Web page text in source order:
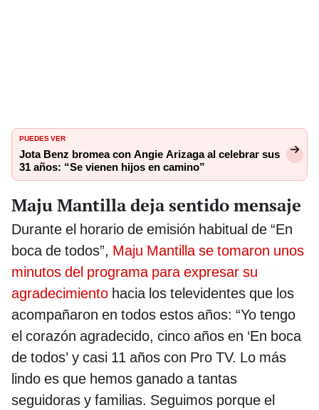
PUEDES VER
Jota Benz bromea con Angie Arizaga al celebrar sus
31 años: “Se vienen hijos en camino”
Maju Mantilla deja sentido mensaje
Durante el horario de emisión habitual de “En
boca de todos”, Maju Mantilla se tomaron unos
minutos del programa para expresar su
agradecimiento hacia los televidentes que los
acompañaron en todos estos años: “Yo tengo
el corazón agradecido, cinco años en ‘En boca
de todos’ y casi 11 años con Pro TV. Lo más
lindo es que hemos ganado a tantas
seguidoras y familias. Seguimos porque el